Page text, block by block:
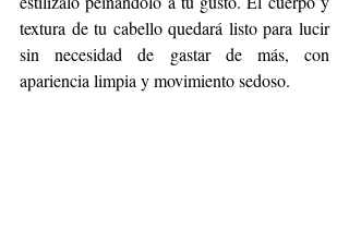
textura de tu cabello quedará listo para lucir
sin necesidad de gastar de más, con
apariencia limpia y movimiento sedoso.